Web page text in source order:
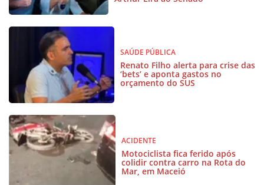
SAÚDE PÚBLICA
Renato Filho alerta para crise das
‘bets’ e aponta gastos no
orçamento do SUS
ACIDENTE
Motociclista fica ferido após
colidir contra carro na Rota do
Mar, em Maceió